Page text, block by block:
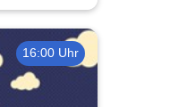
16:00 Uhr